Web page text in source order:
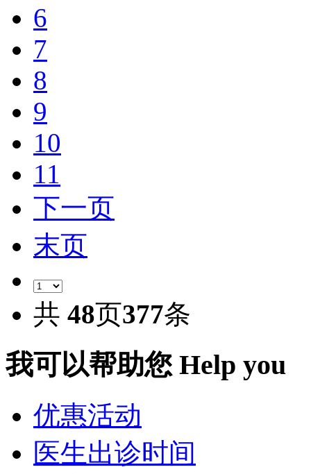
6
7
8
9
10
11
下一页
末页
共 48页377条
我可以帮助您 Help you
优惠活动
医生出诊时间